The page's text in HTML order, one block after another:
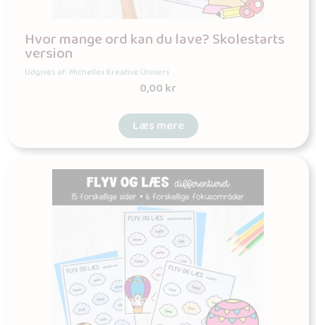
Hvor mange ord kan du lave? Skolestarts
version
Udgives af: Michelles Kreative Univers
0,00kr
Læs mere